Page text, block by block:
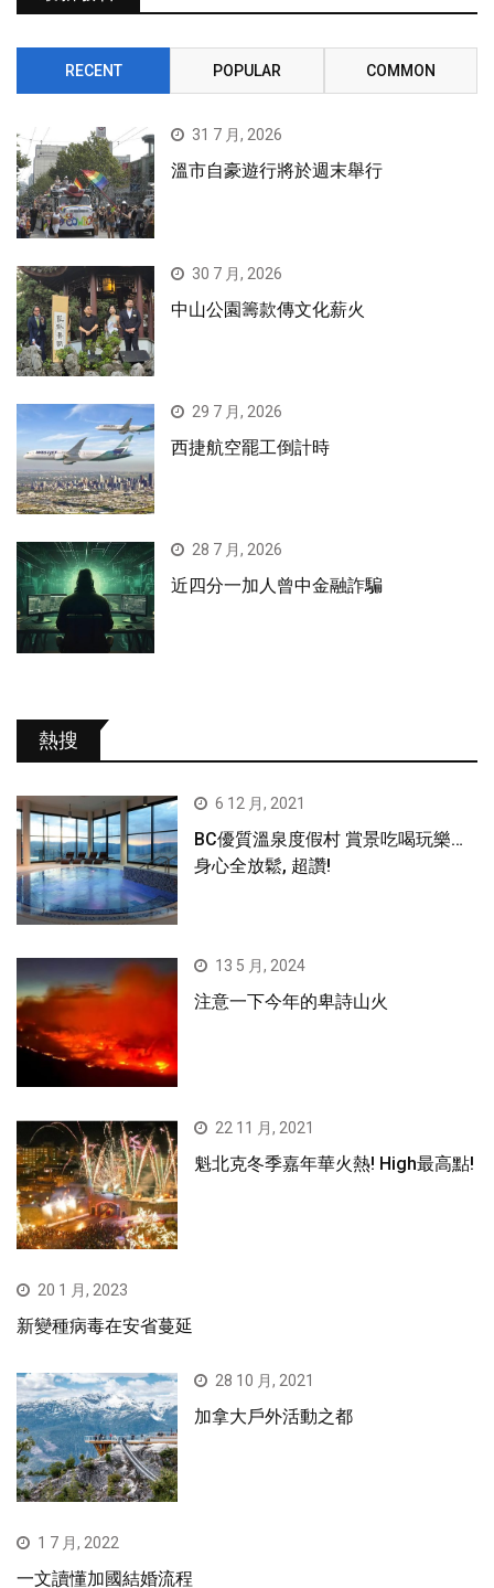
RECENT POPULAR COMMON
31 7 月, 2026
溫市自豪遊行將於週末舉行
30 7 月, 2026
中山公園籌款傳文化薪火
29 7 月, 2026
西捷航空罷工倒計時
28 7 月, 2026
近四分一加人曾中金融詐騙
熱搜
6 12 月, 2021
BC優質溫泉度假村 賞景吃喝玩樂…
身心全放鬆, 超讚!
13 5 月, 2024
注意一下今年的卑詩山火
22 11 月, 2021
魁北克冬季嘉年華火熱! High最高點!
20 1 月, 2023
新變種病毒在安省蔓延
28 10 月, 2021
加拿大戶外活動之都
1 7 月, 2022
一文讀懂加國結婚流程